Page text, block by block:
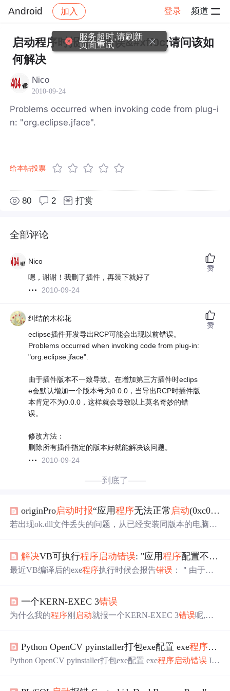
Android 加入 登录 频道
社区 Android 帖子详情
启动程序时报如下错误&#xff0c;请问该如
何解决
Nico
2010-09-24
Problems occurred when invoking code from plug-i
n: "org.eclipse.jface".
给本帖投票
80 2 打赏
全部评论
Nico
嗯，谢谢！我删了插件，再装下就好了
2010-09-24
赞
纠结的木棉花
eclipse插件开发导出RCP可能会出现以前错误。
Problems occurred when invoking code from plug-in:
"org.eclipse.jface".
由于插件版本不一致导致。在增加第三方插件时eclips
e会默认增加一个版本号为0.0.0，当导出RCP时插件版
本肯定不为0.0.0，这样就会导致以上莫名奇妙的错
误。
修改方法：
删除所有插件指定的版本好就能解决该问题。
2010-09-24
赞
——到底了——
originPro启动时报“应用程序无法正常 启动(0xc000014f)”
若出现ok.dll文件丢失的问题，从已经安装同版本的电脑上
几个（2015），右键修复即可解决. 可能会出现需要重启的
情况，重启即可。@[TOC]originPro启动时报“应用 程序无
常 启动(0xc000014f)
解决VB可执行程序启动错误: "应用程序配置不正确，应用
最近VB编译后的exe程序执行时候会报告错误 ：＂由于应
日志后发现下图信息： 日志信息1: "Generate Activation Con
text 为 C:/spp工程文件提取器.exe 失败。 参考错误消息: 操
一个KERN-EXEC 3错误
为什么我的程序刚 启动就报一个KERN-EXEC 3错误呢,把A
方法的实现 void CGUITestAppView::ConstructL( const TRect
& aRect) { // Create a window for this appli
Python OpenCV pyinstaller打包exe配置 exe程序启动
Python OpenCV pyinstaller打包exe配置 exe程序启动错误 Im
服务超时,请刷新
页面重试